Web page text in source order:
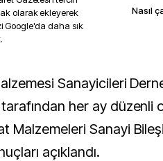
olarak ekleyerek
Google'da daha sık
Nasıl
her ay düzenli
Malzemeleri Sanayi
açıklandı.